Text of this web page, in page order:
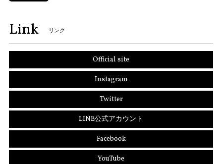
Link リンク
Official site
Instagram
Twitter
LINE公式アカウント
Facebook
YouTube